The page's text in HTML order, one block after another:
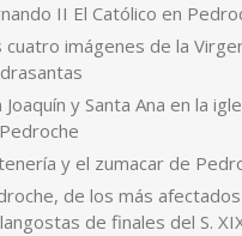
II El Católico en
cuatro imágenes de la
Joaquín y Santa Ana en la
y el zumacar de
de los más
de finales del S.